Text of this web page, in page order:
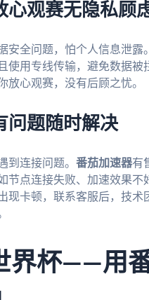
观赛无隐私顾
安全问题，怕个人信息泄露。
使用专线传输，避免数据
放心观赛，没有后顾之忧。
题随时解决
到连接问题。 番茄加速器有
节点连接失败、加速效果
现卡顿，联系客服后，技
界杯——用